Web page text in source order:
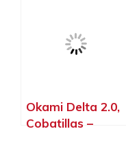
Okami Delta 2.0,
Cobatillas –